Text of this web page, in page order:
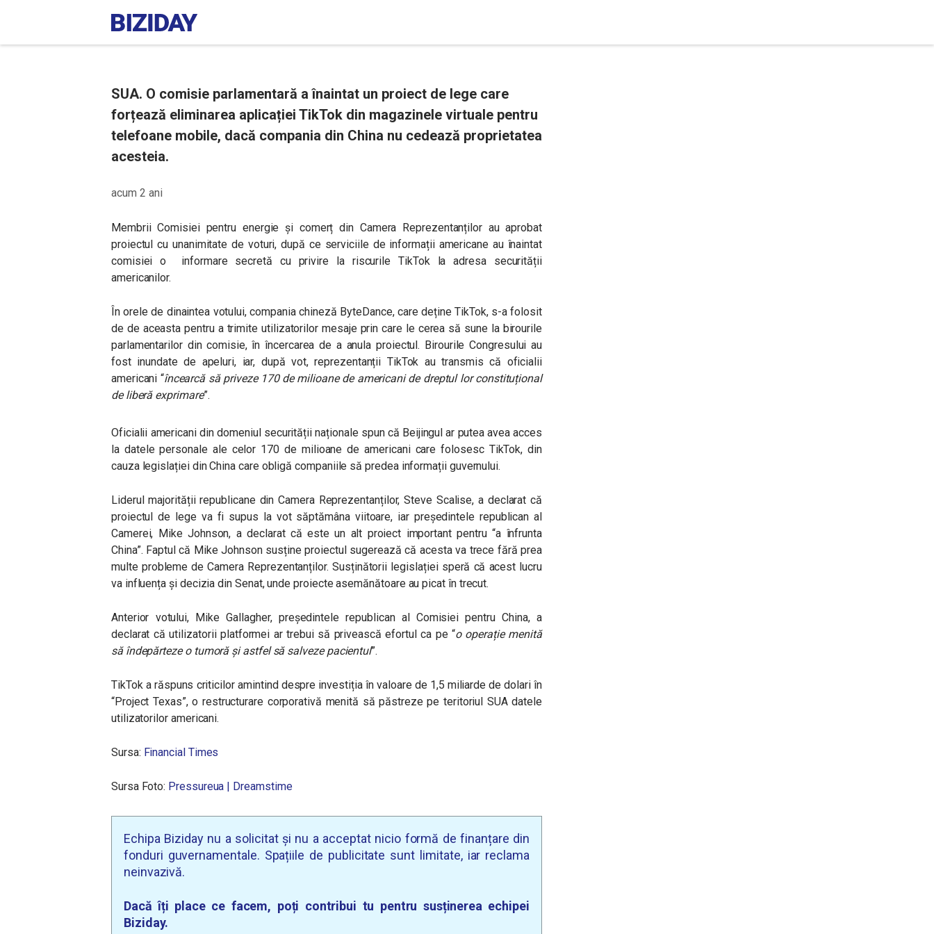
SUA. O comisie parlamentară a înaintat un proiect de lege care
forțează eliminarea aplicației TikTok din magazinele virtuale pentru
telefoane mobile, dacă compania din China nu cedează proprietatea
acesteia.
acum 2 ani
Membrii Comisiei pentru energie și comerț din Camera Reprezentanților au aprobat
proiectul cu unanimitate de voturi, după ce serviciile de informații americane au înaintat
comisiei o informare secretă cu privire la riscurile TikTok la adresa securității
americanilor.
În orele de dinaintea votului, compania chineză ByteDance, care deține TikTok, s-a folosit
de de aceasta pentru a trimite utilizatorilor mesaje prin care le cerea să sune la birourile
parlamentarilor din comisie, în încercarea de a anula proiectul. Birourile Congresului au
fost inundate de apeluri, iar, după vot, reprezentanții TikTok au transmis că oficialii
americani “încearcă să priveze 170 de milioane de americani de dreptul lor constituțional
de liberă exprimare”.
Oficialii americani din domeniul securității naționale spun că Beijingul ar putea avea acces
la datele personale ale celor 170 de milioane de americani care folosesc TikTok, din
cauza legislației din China care obligă companiile să predea informații guvernului.
Liderul majorității republicane din Camera Reprezentanților, Steve Scalise, a declarat că
proiectul de lege va fi supus la vot săptămâna viitoare, iar președintele republican al
Camerei, Mike Johnson, a declarat că este un alt proiect important pentru “a înfrunta
China”. Faptul că Mike Johnson susține proiectul sugerează că acesta va trece fără prea
multe probleme de Camera Reprezentanților. Susținătorii legislației speră că acest lucru
va influența și decizia din Senat, unde proiecte asemănătoare au picat în trecut.
Anterior votului, Mike Gallagher, președintele republican al Comisiei pentru China, a
declarat că utilizatorii platformei ar trebui să privească efortul ca pe “o operație menită
să îndepărteze o tumoră și astfel să salveze pacientul”.
TikTok a răspuns criticilor amintind despre investiția în valoare de 1,5 miliarde de dolari în
“Project Texas”, o restructurare corporativă menită să păstreze pe teritoriul SUA datele
utilizatorilor americani.
Sursa: Financial Times
Sursa Foto: Pressureua | Dreamstime
Echipa Biziday nu a solicitat și nu a acceptat nicio formă de finanțare din
fonduri guvernamentale. Spațiile de publicitate sunt limitate, iar reclama
neinvazivă.
Dacă îți place ce facem, poți contribui tu pentru susținerea echipei
Biziday.